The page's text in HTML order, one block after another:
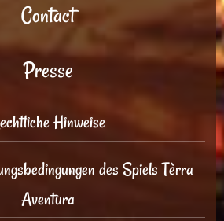
Contact
Presse
Hinweise
des Spiels Tèrra
Aventura